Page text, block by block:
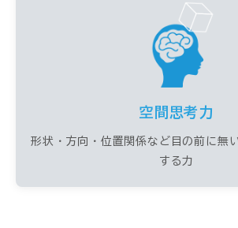
空間思考力
形状・方向・位置関係など目の前に無
する力